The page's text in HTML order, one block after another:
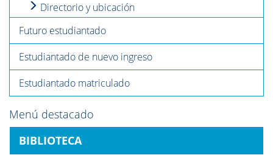
Directorio y ubicación
Futuro estudiantado
Estudiantado de nuevo ingreso
Estudiantado matriculado
Menú destacado
BIBLIOTECA